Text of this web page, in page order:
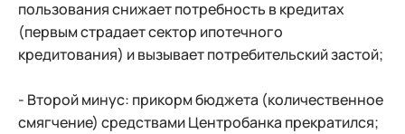
пользования снижает потребность в кредитах
(первым страдает сектор ипотечного
кредитования) и вызывает потребительский застой;
- Второй минус: прикорм бюджета (количественное
смягчение) средствами Центробанка прекратился;